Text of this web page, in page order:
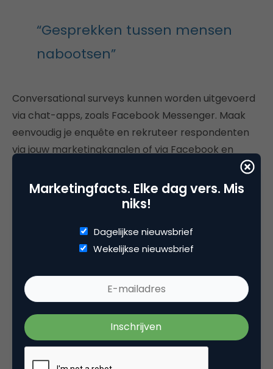
“Gesprekken tussen mensen
nabootsen”
Conversational surveys kunnen worden uitgevoerd
via chat-apps, zoals Facebook Messenger. Maak
eenvoudig je enquête en rekruteer respondenten
via jouw marketingkanalen of via Facebook en
Durf jij het aan?
Deze evolutie verandert niet alleen het medium
waar je de vragen stelt, maar vraagt ook om een
marketeers. We benaderen mensen niet langer via
e-mail, maar direct als notificatie op de
smartphone. We leggen niet langer een lange
vragenlijst voor, maar we starten een kort
chatgesprek via een bot.
Marketingfacts. Elke dag vers. Mis
niks!
Dagelijkse nieuwsbrief
Wekelijkse nieuwsbrief